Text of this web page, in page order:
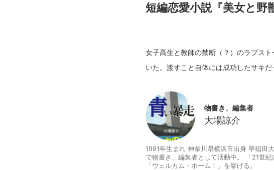
短編恋愛小説『美女と野
女子高生と教師の禁断（？）のラブス
物書き、編集者
大場諒介
1991年生まれ 神奈川県横浜市出身 早稲田
で物書き、編集者として活動中。 「21世
「ウェルカム・ホーム！」を挙げる。